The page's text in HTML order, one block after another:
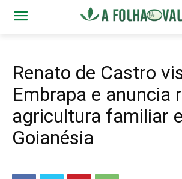
Renato de Castro
Embrapa e anuncia
agricultura familiar
Goianésia